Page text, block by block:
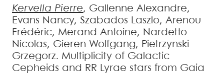
Kervella Pierre, Gallenne Alexandre,
Evans Nancy, Szabados Laszlo, Arenou
Frédéric, Merand Antoine, Nardetto
Nicolas, Gieren Wolfgang, Pietrzynski
Grzegorz. Multiplicity of Galactic
Cepheids and RR Lyrae stars from Gaia